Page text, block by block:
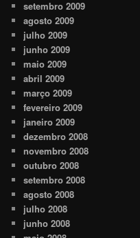
setembro 2009
agosto 2009
julho 2009
junho 2009
maio 2009
abril 2009
março 2009
fevereiro 2009
janeiro 2009
dezembro 2008
novembro 2008
outubro 2008
setembro 2008
agosto 2008
julho 2008
junho 2008